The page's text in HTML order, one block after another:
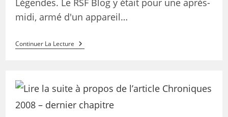
Légendes. Le RSF Blog y était pour une après-
midi, armé d'un appareil…
Continuer La Lecture